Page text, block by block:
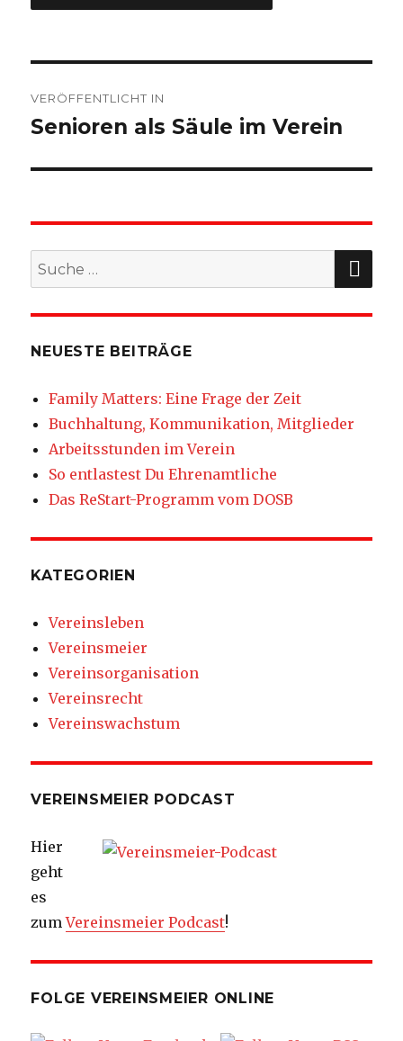
VERÖFFENTLICHT IN
Senioren als Säule im Verein
Suche
nach:
NEUESTE BEITRÄGE
Family Matters: Eine Frage der Zeit
Buchhaltung, Kommunikation, Mitglieder
Arbeitsstunden im Verein
So entlastest Du Ehrenamtliche
Das ReStart-Programm vom DOSB
KATEGORIEN
Vereinsleben
Vereinsmeier
Vereinsorganisation
Vereinsrecht
Vereinswachstum
VEREINSMEIER PODCAST
Hier
geht
es
zumVereinsmeier Podcast!
FOLGE VEREINSMEIER ONLINE